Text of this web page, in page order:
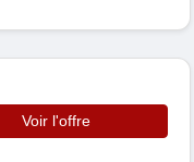
Voir l'offre